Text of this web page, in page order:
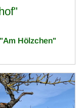
Hölzchen"